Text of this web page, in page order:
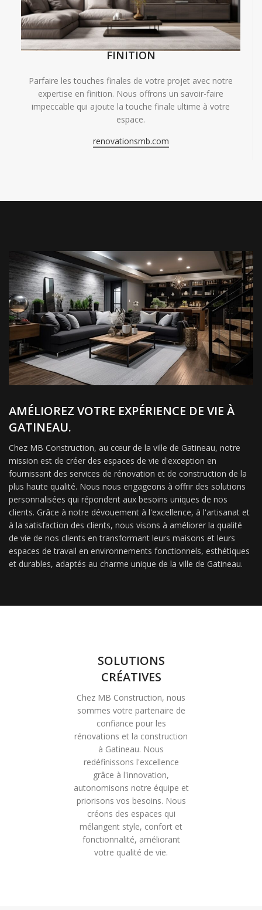
FINITION
Parfaire les touches finales de votre projet avec notre
expertise en finition. Nous offrons un savoir-faire
impeccable qui ajoute la touche finale ultime à votre
espace.
renovationsmb.com
AMÉLIOREZ VOTRE EXPÉRIENCE DE VIE À
GATINEAU.
Chez MB Construction, au cœur de la ville de Gatineau, notre
mission est de créer des espaces de vie d'exception en
fournissant des services de rénovation et de construction de la
plus haute qualité. Nous nous engageons à offrir des solutions
personnalisées qui répondent aux besoins uniques de nos
clients. Grâce à notre dévouement à l'excellence, à l'artisanat et
à la satisfaction des clients, nous visons à améliorer la qualité
de vie de nos clients en transformant leurs maisons et leurs
espaces de travail en environnements fonctionnels, esthétiques
et durables, adaptés au charme unique de la ville de Gatineau.
SOLUTIONS
CRÉATIVES
Chez MB Construction, nous
sommes votre partenaire de
confiance pour les
rénovations et la construction
à Gatineau. Nous
redéfinissons l'excellence
grâce à l'innovation,
autonomisons notre équipe et
priorisons vos besoins. Nous
créons des espaces qui
mélangent style, confort et
fonctionnalité, améliorant
votre qualité de vie.